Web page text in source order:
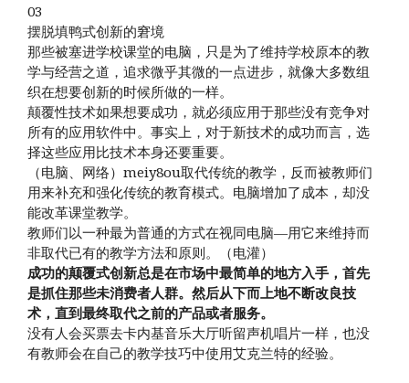
03
摆脱填鸭式创新的窘境
那些被塞进学校课堂的电脑，只是为了维持学校原本的教
学与经营之道，追求微乎其微的一点进步，就像大多数组
织在想要创新的时候所做的一样。
颠覆性技术如果想要成功，就必须应用于那些没有竞争对
所有的应用软件中。事实上，对于新技术的成功而言，选
择这些应用比技术本身还要重要。
（电脑、网络）meiy8ou取代传统的教学，反而被教师们
用来补充和强化传统的教育模式。电脑增加了成本，却没
能改革课堂教学。
教师们以一种最为普通的方式在视同电脑—用它来维持而
非取代已有的教学方法和原则。（电灌）
成功的颠覆式创新总是在市场中最简单的地方入手，首先
是抓住那些未消费者人群。然后从下而上地不断改良技
术，直到最终取代之前的产品或者服务。
没有人会买票去卡内基音乐大厅听留声机唱片一样，也没
有教师会在自己的教学技巧中使用艾克兰特的经验。